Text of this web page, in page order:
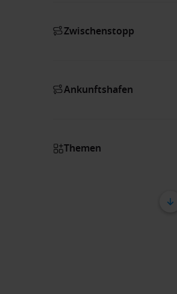
Zwischenstopp
Ankunftshafen
Themen